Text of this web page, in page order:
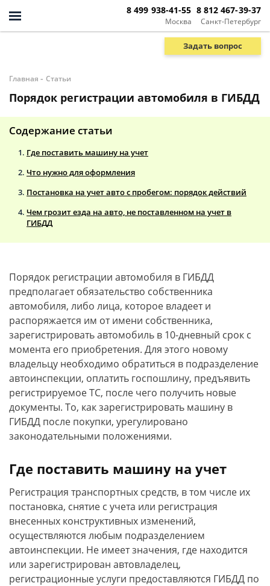
Москва
8 499 938-41-55
Санкт-Петербург
8 812 467-39-37
Задать вопрос
Главная - Статьи
Порядок регистрации автомобиля в ГИБДД
Содержание статьи
Где поставить машину на учет
Что нужно для оформления
Постановка на учет авто с пробегом: порядок действий
Чем грозит езда на авто, не поставленном на учет в
ГИБДД
Порядок регистрации автомобиля в ГИБДД
предполагает обязательство собственника
автомобиля, либо лица, которое владеет и
распоряжается им от имени собственника,
зарегистрировать автомобиль в 10-дневный срок с
момента его приобретения. Для этого новому
владельцу необходимо обратиться в подразделение
автоинспекции, оплатить госпошлину, предъявить
регистрируемое ТС, после чего получить новые
документы. То, как зарегистрировать машину в
ГИБДД после покупки, урегулировано
законодательными положениями.
Где поставить машину на учет
Регистрация транспортных средств, в том числе их
постановка, снятие с учета или регистрация
внесенных конструктивных изменений,
осуществляются любым подразделением
автоинспекции. Не имеет значения, где находится
или зарегистрирован автовладелец,
регистрационные услуги предоставляются ГИБДД по